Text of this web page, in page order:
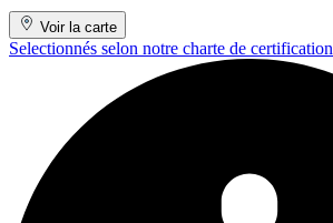
Voir la carte
Selectionnés selon notre charte de certification